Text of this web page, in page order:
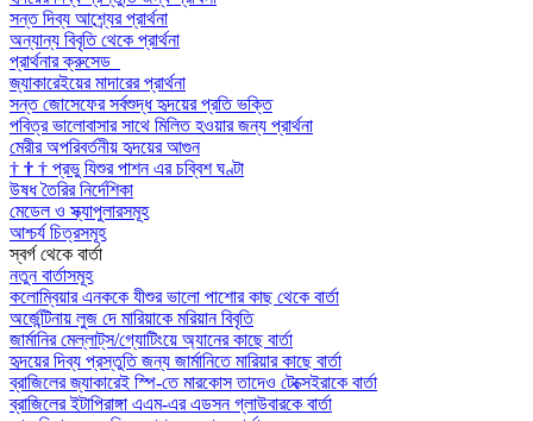
সন্ত দিব্য আশ্র্যের প্রার্থনা
অন্যান্য বিবৃতি থেকে প্রার্থনা
প্রার্থনার ক্রুসেড
জ্যাকারেইয়ের মাদারের প্রার্থনা
সন্ত জোসেফের সর্বশুদ্ধ হৃদয়ের প্রতি ভক্তি
পবিত্র ভালোবাসার সাথে মিলিত হওয়ার জন্য প্রার্থনা
মেরীর অপরিবর্তনীয় হৃদয়ের আগুন
† † † প্রভু যিশুর পাশন এর চব্বিশ ঘণ্টা
উষধ তৈরির নির্দেশিকা
মেডেল ও স্ক্যাপুলারসমূহ
আশ্চর্য চিত্রসমূহ
স্বর্গ থেকে বার্তা
নতুন বার্তাসমূহ
কলোম্বিয়ার এনককে যীশুর ভালো পাশোর কাছ থেকে বার্তা
অর্জেন্টিনায় লুজ দে মারিয়াকে মরিয়ান বিবৃতি
জার্মানির মেল্লাট্‌স/গ্যোটিংয়ে অ্যানের কাছে বার্তা
হৃদয়ের দিব্য প্রস্তুতি জন্য জার্মানিতে মারিয়ার কাছে বার্তা
ব্রাজিলের জ্যাকারেই স্পি-তে মারকোস তাদেও টেক্সেইরাকে বার্তা
ব্রাজিলের ইটাপিরাঙ্গা এএম-এর এডসন গ্লাউবারকে বার্তা